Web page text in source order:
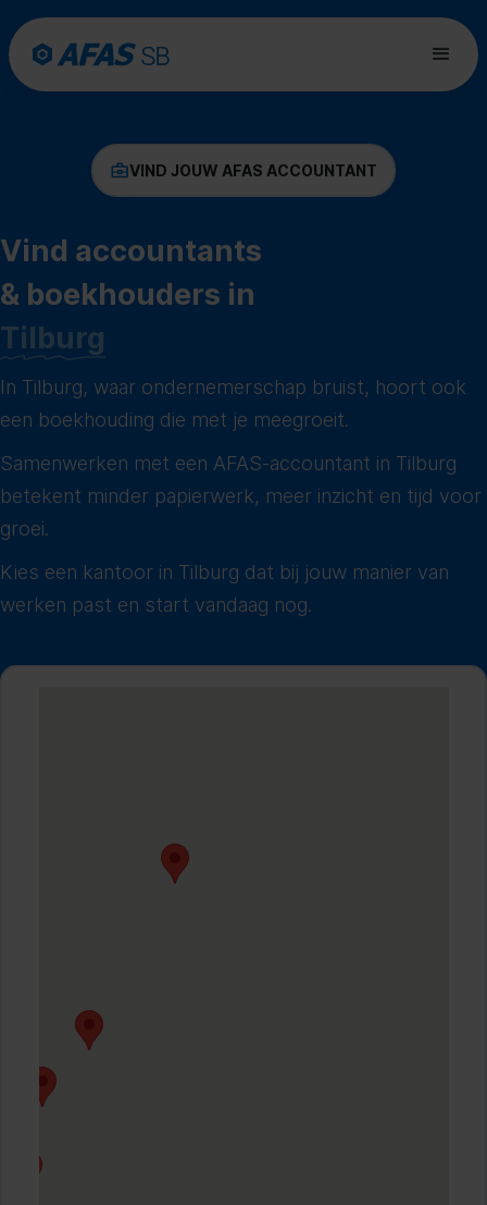
VIND JOUW AFAS ACCOUNTANT
Vind accountants
& boekhouders in
Tilburg
In Tilburg, waar ondernemerschap bruist, hoort ook
een boekhouding die met je meegroeit.
Samenwerken met een AFAS-accountant in Tilburg
betekent minder papierwerk, meer inzicht en tijd voor
groei.
Kies een kantoor in Tilburg dat bij jouw manier van
werken past en start vandaag nog.